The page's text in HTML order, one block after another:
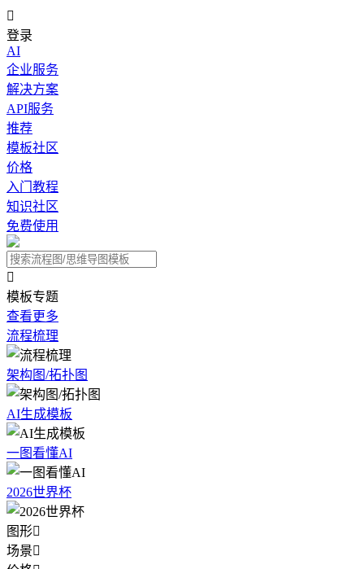

登录
AI
企业服务
解决方案
API服务
推荐
模板社区
价格
入门教程
知识社区
免费使用

模板专题
查看更多
流程梳理
架构图/拓扑图
AI生成模板
一图看懂AI
2026世界杯
图形
场景